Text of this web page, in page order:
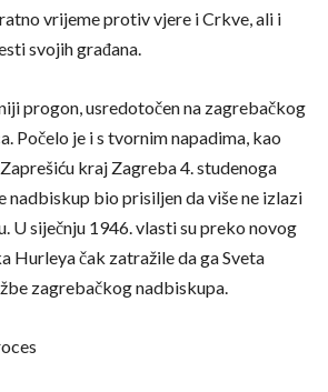
vrijeme protiv vjere i Crkve, ali i
svojih građana.
progon, usredotočen na zagrebačkog
Počelo je i s tvornim napadima, kao
kraj Zagreba 4. studenoga
nadbiskup bio prisiljen da više ne izlazi
U siječnju 1946. vlasti su preko novog
Hurleya čak zatražile da ga Sveta
zagrebačkog nadbiskupa.